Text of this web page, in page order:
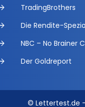
TradingBrothers
Die Rendite-
NBC – No Brainer
Der Goldreport
© Lettertest.de